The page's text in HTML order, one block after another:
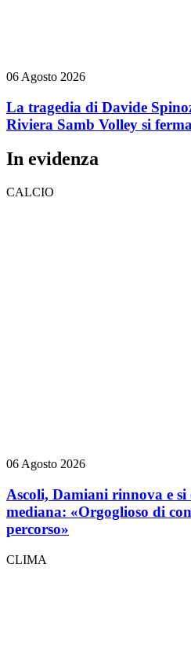
06 Agosto 2026
La tragedia di Davide
Riviera Samb Volley si ferma
In evidenza
CALCIO
06 Agosto 2026
Ascoli, Damiani rinnova e
mediana: «Orgoglioso di
percorso»
CLIMA